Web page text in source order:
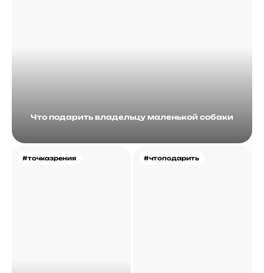
Что подарить владельцу маленькой собаки
#точказрения #чтоподарить